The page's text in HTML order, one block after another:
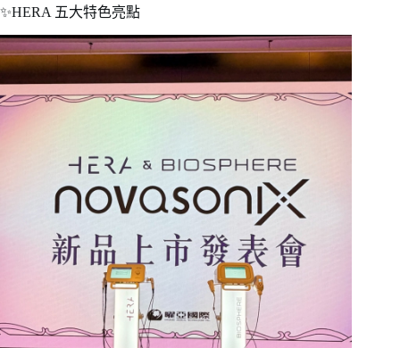
✨HERA 五大特色亮點